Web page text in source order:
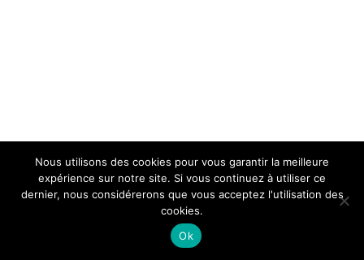
Nous utilisons des cookies pour vous garantir la meilleure
expérience sur notre site. Si vous continuez à utiliser ce
dernier, nous considérerons que vous acceptez l'utilisation des
cookies.
Ok